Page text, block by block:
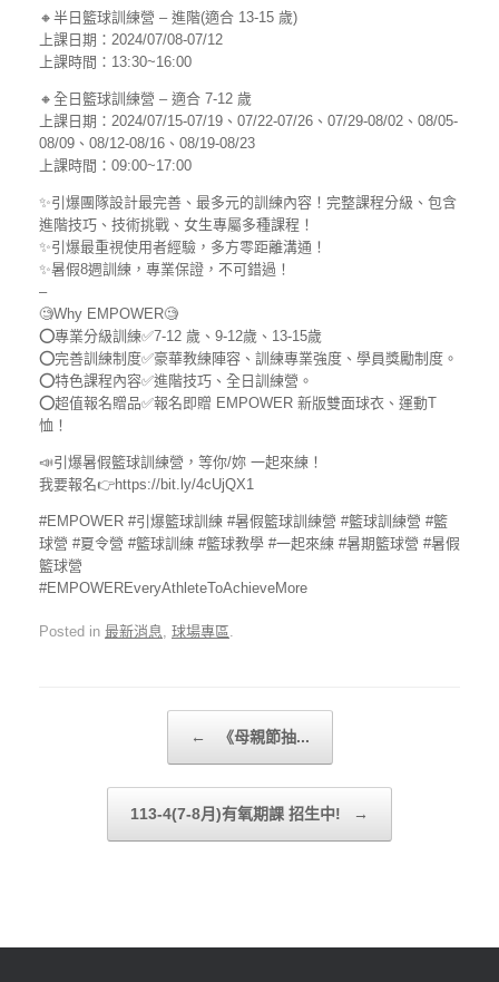
🔸半日籃球訓練營 – 進階(適合 13-15 歲)
上課日期：2024/07/08-07/12
上課時間：13:30~16:00
🔸全日籃球訓練營 – 適合 7-12 歲
上課日期：2024/07/15-07/19、07/22-07/26、07/29-08/02、08/05-
08/09、08/12-08/16、08/19-08/23
上課時間：09:00~17:00
✨引爆團隊設計最完善、最多元的訓練內容！完整課程分級、包含
進階技巧、技術挑戰、女生專屬多種課程！
✨引爆最重視使用者經驗，多方零距離溝通！
✨暑假8週訓練，專業保證，不可錯過！
–
🧐Why EMPOWER🧐
⭕️專業分級訓練✅7-12 歲、9-12歲、13-15歲
⭕️完善訓練制度✅豪華教練陣容、訓練專業強度、學員獎勵制度。
⭕️特色課程內容✅進階技巧、全日訓練營。
⭕️超值報名贈品✅報名即贈 EMPOWER 新版雙面球衣、運動T
恤！
📣引爆暑假籃球訓練營，等你/妳 一起來練！
我要報名👉https://bit.ly/4cUjQX1
#EMPOWER #引爆籃球訓練 #暑假籃球訓練營 #籃球訓練營 #籃
球營 #夏令營 #籃球訓練 #籃球教學 #一起來練 #暑期籃球營 #暑假
籃球營
#EMPOWEREveryAthleteToAchieveMore
Posted in 最新消息, 球場專區.
← 《母親節抽...
113-4(7-8月)有氧期課 招生中! →